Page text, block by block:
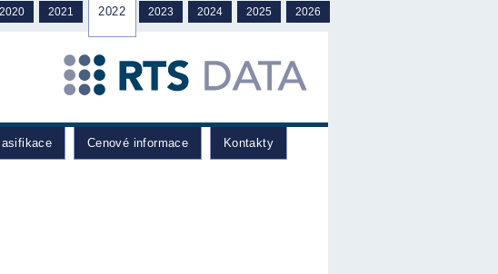
2020 2021 2022 2023 2024 2025 2026
Cenové informace Kontakty